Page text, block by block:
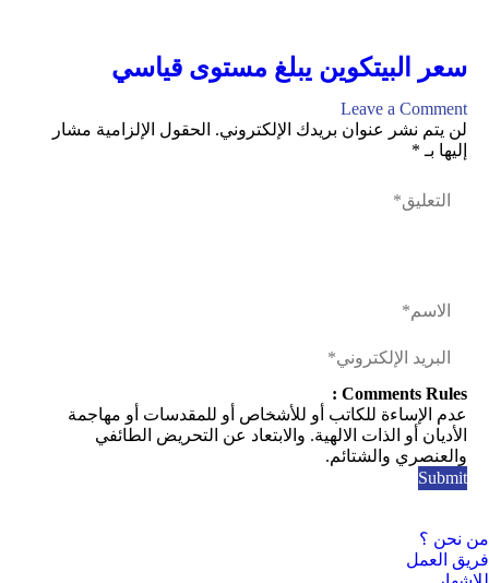
سعر البيتكوين يبلغ مستوى قياسي
Leave a Comment
لن يتم نشر عنوان بريدك الإلكتروني. الحقول الإلزامية مشار
إليها بـ *
Comments Rules :
عدم الإساءة للكاتب أو للأشخاص أو للمقدسات أو مهاجمة
الأديان أو الذات الالهية. والابتعاد عن التحريض الطائفي
والعنصري والشتائم.
من نحن ؟
فريق العمل